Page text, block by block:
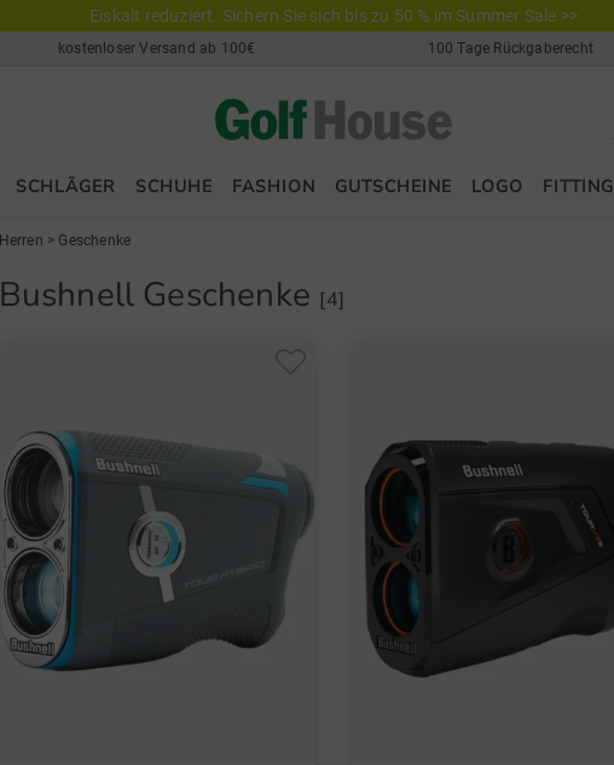
Eiskalt reduziert. Sichern Sie sich bis zu 50 % im Summer Sale >>
kostenloser Versand ab 100€ 100 Tage Rückgaberecht
SCHLÄGER SCHUHE FASHION GUTSCHEINE LOGO FITTING
Herren > Geschenke
Bushnell Geschenke [4]